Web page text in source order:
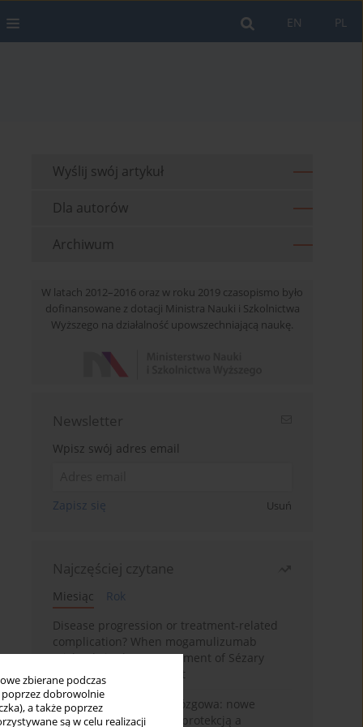
zbierane podczas
poprzez dobrowolnie
a także poprzez
są w celu realizacji
PL
EN
Wyślij swój artykuł
Dla autorów
Archiwum
W latach 2012–2016 oraz w roku 2019 czasopismo było
dofinansowane z dotacji Ministra Nauki i Szkolnictwa
Wyższego na działalność upowszechniającą naukę.
Newsletter
Wpisz swój adres email
Zapisz się Usuń
Najczęściej czytane
Miesiąc
Rok
Disease progression or treatment-related
complication? When mogamulizumab
misleads in the management of Sézary
syndrome: A case report
BPC-157 i oś jelitowo-mózgowa: nowe
powiązania między cytoprotekcją a